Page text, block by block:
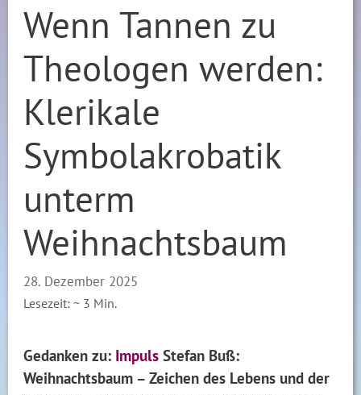
Wenn Tannen zu
Theologen werden:
Klerikale
Symbolakrobatik
unterm
Weihnachtsbaum
28. Dezember 2025
Lesezeit: ~ 3 Min.
Gedanken zu: Impuls Stefan Buß:
Weihnachtsbaum – Zeichen des Lebens und der